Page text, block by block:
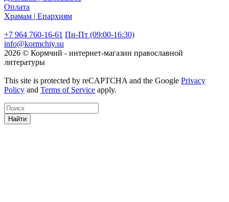
Оплата
Храмам | Епархиям
+7 964 760-16-61 Пн-Пт (09:00-16:30)
info@kormchiy.su
2026 © Кормчий - интернет-магазин православной
литературы
This site is protected by reCAPTCHA and the Google Privacy
Policy and Terms of Service apply.
Найти